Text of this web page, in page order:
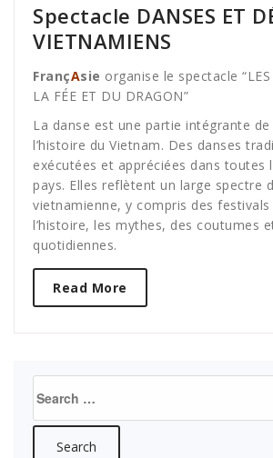
Spectacle DANSES ET
VIETNAMIENS
FrançAsie organise le spectacle
LA FÉE ET DU DRAGON”
La danse est une partie intégrante
l’histoire du Vietnam. Des danses
exécutées et appréciées dans toutes
pays. Elles reflètent un large spectre
vietnamienne, y compris des
l’histoire, les mythes, des coutumes
quotidiennes.
Read More
for: